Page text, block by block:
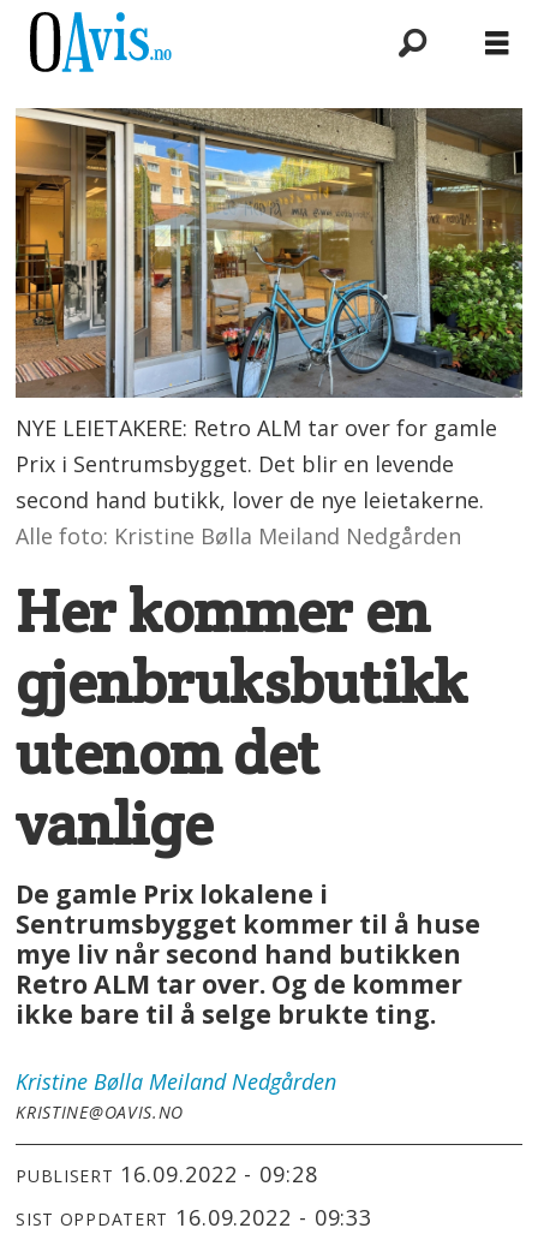
NYE LEIETAKERE: Retro ALM tar over for gamle
Prix i Sentrumsbygget. Det blir en levende
second hand butikk, lover de nye leietakerne.
Alle foto: Kristine Bølla Meiland Nedgården
Her kommer en
gjenbruksbutikk
utenom det
vanlige
De gamle Prix lokalene i
Sentrumsbygget kommer til å huse
mye liv når second hand butikken
Retro ALM tar over. Og de kommer
ikke bare til å selge brukte ting.
Kristine Bølla Meiland Nedgården
KRISTINE@OAVIS.NO
PUBLISERT 16.09.2022 - 09:28
SIST OPPDATERT 16.09.2022 - 09:33